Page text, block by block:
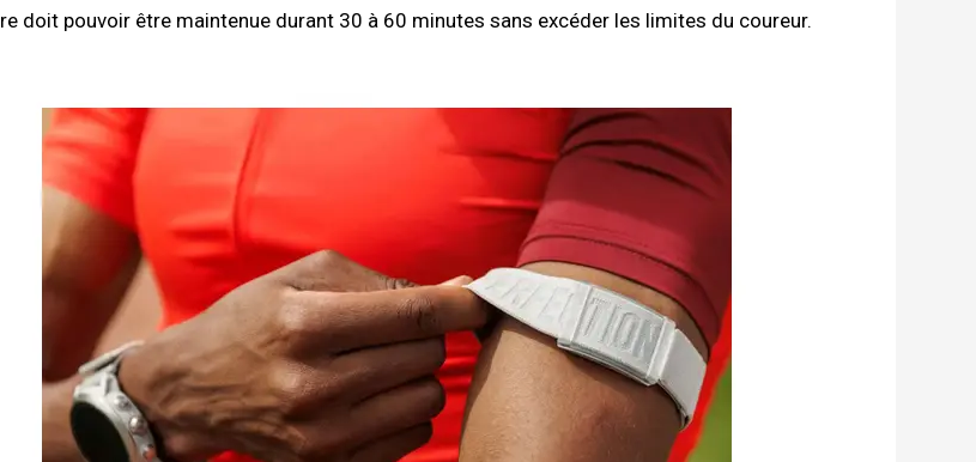
doit pouvoir être maintenue durant 30 à 60 minutes sans excéder les limites du coureur.